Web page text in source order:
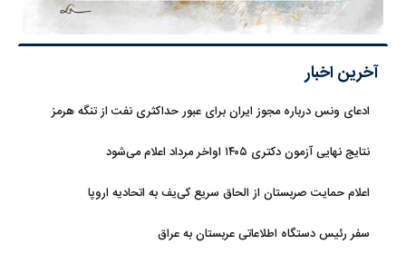
آخرین اخبار
ادعای ونس درباره مجوز ایران برای عبور حداکثری نفت از تنگه هرمز
نتایج نهایی آزمون دکتری ۱۴۰۵ اواخر مرداد اعلام می‌شود
اعلام حمایت صربستان از الحاق سریع کی‌یف به اتحادیه اروپا
سفر رئیس دستگاه اطلاعاتی عربستان به عراق